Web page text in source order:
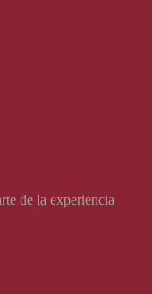
de la experiencia